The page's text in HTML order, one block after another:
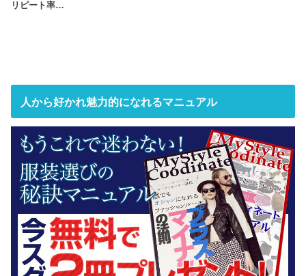
リピート率…
人から好かれ魅力的になれるマニュアル